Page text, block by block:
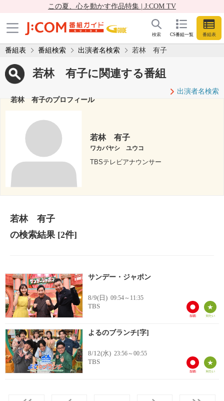
この夏、心を動かす作品特集 | J:COM TV
CS番組一覧 番組表
検索
番組表 番組検索 出演者名検索 若林 有子
若林 有子に関連する番組
出演者名検索
若林 有子のプロフィール
若林 有子
ワカバヤシ ユウコ
TBSテレビアナウンサー
若林 有子
の検索結果[2件]
サンデー・ジャポン
8/9(日) 09:54～11:35
TBS
よるのブランチ[字]
8/12(水) 23:56～00:55
TBS